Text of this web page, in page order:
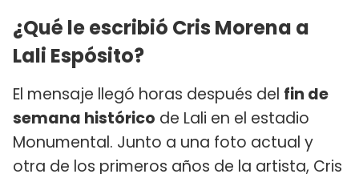
¿Qué le escribió Cris Morena a
Lali Espósito?
El mensaje llegó horas después del fin de
semana histórico de Lali en el estadio
Monumental. Junto a una foto actual y
otra de los primeros años de la artista, Cris